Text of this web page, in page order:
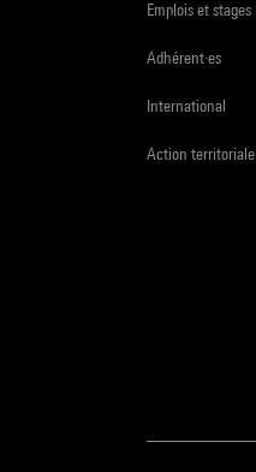
Emplois et stages
Adhérent·es
International
Action territoriale